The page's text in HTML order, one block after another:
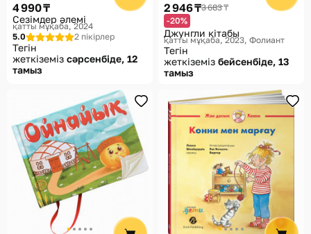
4 990 ₸
Сезімдер әлемі
қатты мұқаба, 2024
5.0
2 пікірлер
Тегін
жеткіземіз сәрсенбіде, 12
тамыз
2 946 ₸3 683 ₸
-20%
Джунгли кітабы
қатты мұқаба, 2023 Фолиант
Тегін
жеткіземіз бейсенбіде, 13
тамыз